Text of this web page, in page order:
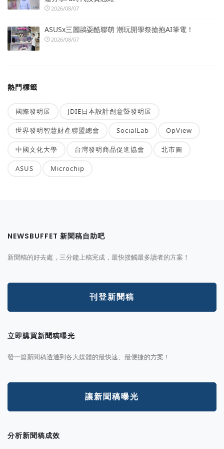
2026/08/07
ASUSx三麗鷗耍酷聯萌 潮玩開學祭搶抱AI筆電！
2026/08/07
熱門標籤
國際發明展 JDIE日本設計創意暨發明展
世界發明智慧財產聯盟總會 SocialLab OpView
中國文化大學 台灣發明商品促進協會 北市圖
ASUS Microchip
NEWSBUFFET 新聞稿自助吧
新聞稿的好去處，三分鐘上稿完成，最快接觸最多讀者的方案！
刊登新聞稿
立即購買新聞稿曝光
發一篇新聞稿透通到各大媒體的最快速、最便捷的方案！
讓新聞稿曝光
分析新聞稿成效